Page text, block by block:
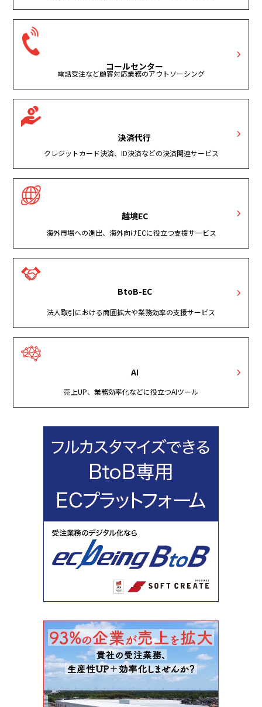
コールセンター
電話受注など顧客対応業務のアウトソーシング
決済代行
クレジットカード決済、ID決済などの決済関連サービス
越境EC
海外市場への進出、海外向けECに役立つ支援サービス
BtoB-EC
法人取引における商圏拡大や業務効率の支援サービス
AI
売上UP、業務効率化などに役立つAIツール